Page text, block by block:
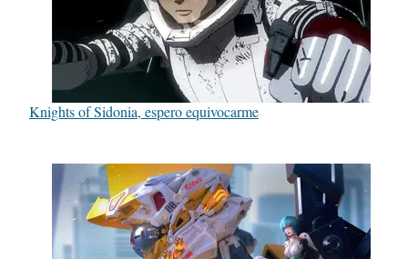
Knights of Sidonia, espero equivocarme